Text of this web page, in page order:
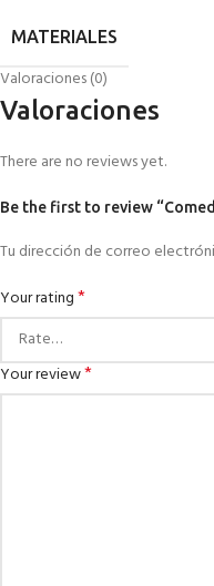
MATERIALES
Valoraciones (0)
Valoraciones
There are no reviews yet.
Be the first to review
Tu dirección de correo
Your rating*
Your review*